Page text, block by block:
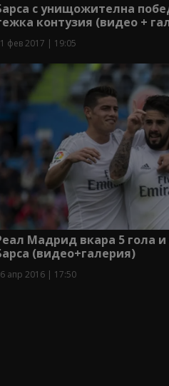
с унищожителна
контузия (видео +
фев 2017 | 19:05
Мадрид вкара 5 гола и
(видео+галерия)
апр 2016 | 17:50